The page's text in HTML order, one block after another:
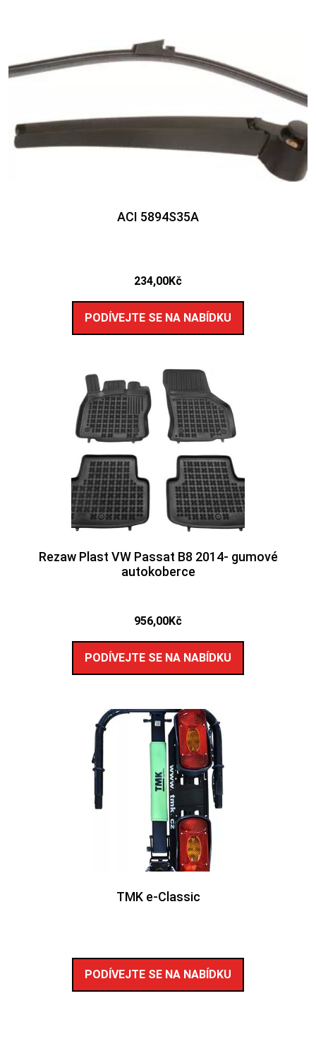
ACI 5894S35A
234,00Kč
PODÍVEJTE SE NA NABÍDKU
Rezaw Plast VW Passat B8 2014- gumové
autokoberce
956,00Kč
PODÍVEJTE SE NA NABÍDKU
TMK e-Classic
PODÍVEJTE SE NA NABÍDKU